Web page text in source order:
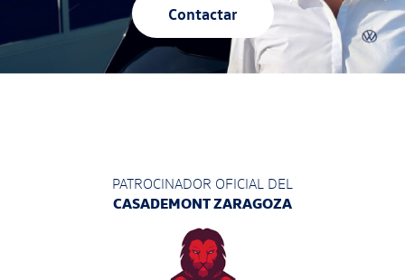
Contactar
PATROCINADOR OFICIAL DEL
CASADEMONT ZARAGOZA